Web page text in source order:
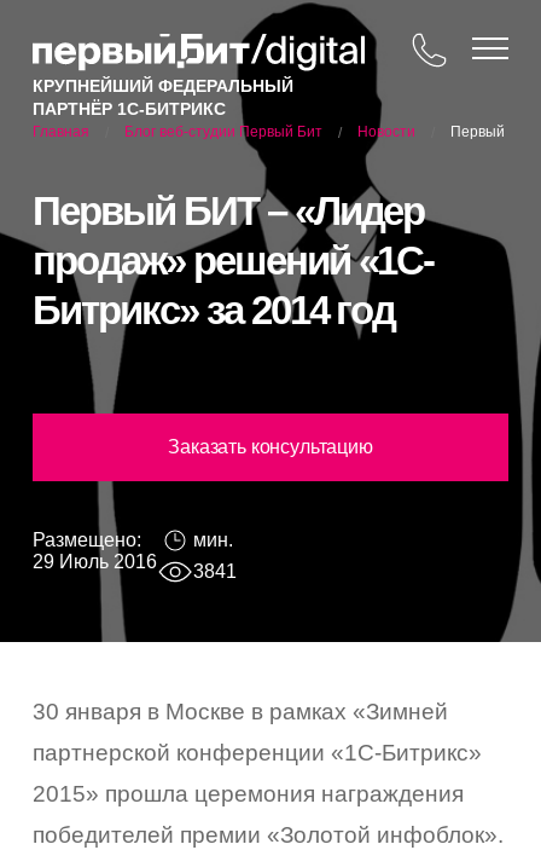
КРУПНЕЙШИЙ ФЕДЕРАЛЬНЫЙ
ПАРТНЁР 1С-БИТРИКС
Главная Блог веб-студии Первый Бит / Новости Первый БИТ
Первый БИТ – «Лидер
продаж» решений «1С-
Битрикс» за 2014 год
Заказать консультацию
Размещено:
29 Июль 2016
мин.
3841
30 января в Москве в рамках «Зимней
партнерской конференции «1С-Битрикс»
2015» прошла церемония награждения
победителей премии «Золотой инфоблок».